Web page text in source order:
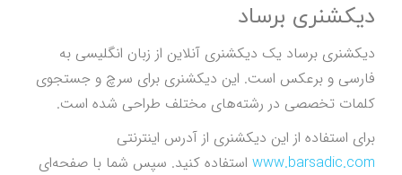
دیکشنری برساد
دیکشنری برساد یک دیکشنری آنلاین از زبان انگلیسی به
فارسی و برعکس است. این دیکشنری برای سرچ و جستجوی
کلمات تخصصی در رشته‌های مختلف طراحی شده است.
برای استفاده از این دیکشنری از آدرس اینترنتی
www.barsadic.com استفاده کنید. سپس شما با صفحه‌ای